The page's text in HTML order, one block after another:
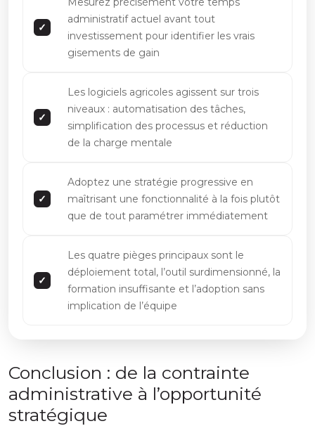
administratif actuel avant tout
investissement pour identifier les vrais
gisements de gain
Les logiciels agricoles agissent sur trois
niveaux : automatisation des tâches,
simplification des processus et réduction
de la charge mentale
Adoptez une stratégie progressive en
maîtrisant une fonctionnalité à la fois plutôt
que de tout paramétrer immédiatement
Les quatre pièges principaux sont le
déploiement total, l’outil surdimensionné, la
formation insuffisante et l’adoption sans
implication de l’équipe
Conclusion : de la contrainte
administrative à l’opportunité
stratégique